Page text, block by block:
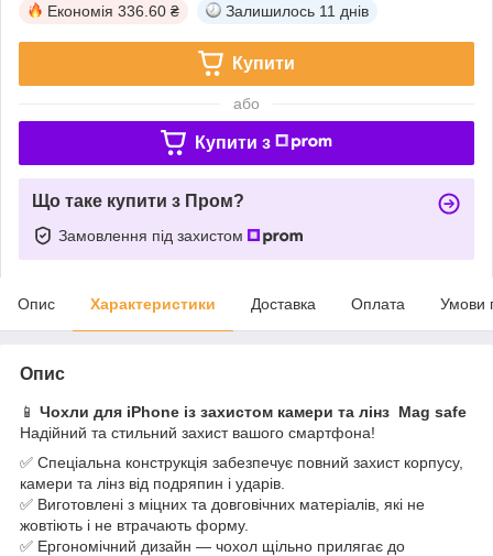
Економія 336.60 ₴ Залишилось 11 днів
Купити
або
Купити з
Що таке купити з Пром?
Замовлення під захистом
Опис Характеристики Доставка Оплата Умови
Опис
📱 Чохли для iPhone із захистом камери та лінз Mag safe
Надійний та стильний захист вашого смартфона!
✅ Спеціальна конструкція забезпечує повний захист корпусу,
камери та лінз від подряпин і ударів.
✅ Виготовлені з міцних та довговічних матеріалів, які не
жовтіють і не втрачають форму.
✅ Ергономічний дизайн — чохол щільно прилягає до